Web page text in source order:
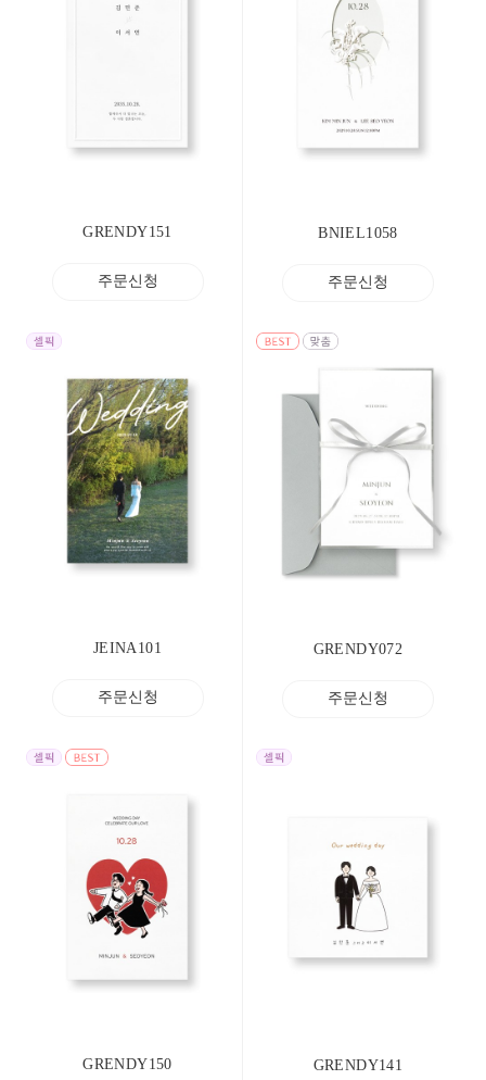
GRENDY151
주문신청
BNIEL1058
주문신청
JEINA101
주문신청
GRENDY072
주문신청
GRENDY150 GRENDY141